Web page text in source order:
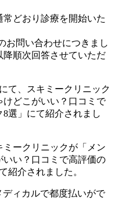
常どおり診療を開始いた
お問い合わせにつきまし
降順次回答させていただ
て、スキミークリニック
どこがいい？口コミで
選」にて紹介されまし
ミークリニックが「メン
いい？口コミで高評価の
紹介されました。
ィカルで都度払いがで